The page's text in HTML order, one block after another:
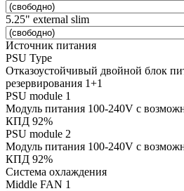
5.25" external slim
Источник питания
PSU Type
Отказоустойчивый двойной блок
резервирования 1+1
PSU module 1
Модуль питания 100-240V с
КПД 92%
PSU module 2
Модуль питания 100-240V с
КПД 92%
Система охлаждения
Middle FAN 1